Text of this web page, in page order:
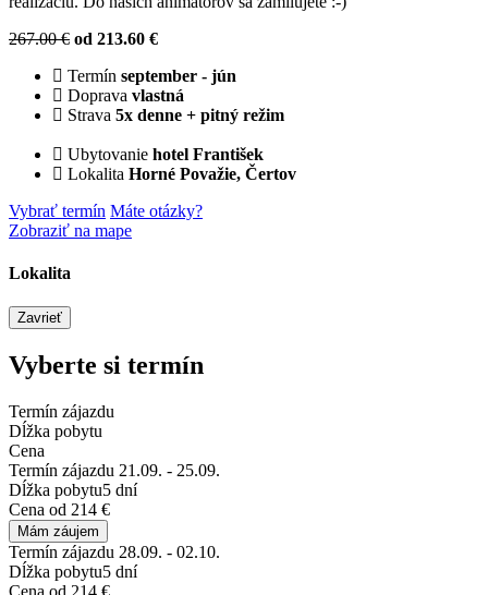
267.00 € od 213.60 €
Termín september - jún
Doprava vlastná
Strava 5x denne + pitný režim
Ubytovanie hotel František
Lokalita Horné Považie, Čertov
Vybrať termín Máte otázky?
Zobraziť na mape
Lokalita
Zavrieť
+
Vyberte si termín
Termín zájazdu
Dĺžka pobytu
Cena
Termín zájazdu 21.09. - 25.09.
Dĺžka pobytu5 dní
Cena od 214 €
Mám záujem
Termín zájazdu 28.09. - 02.10.
Dĺžka pobytu5 dní